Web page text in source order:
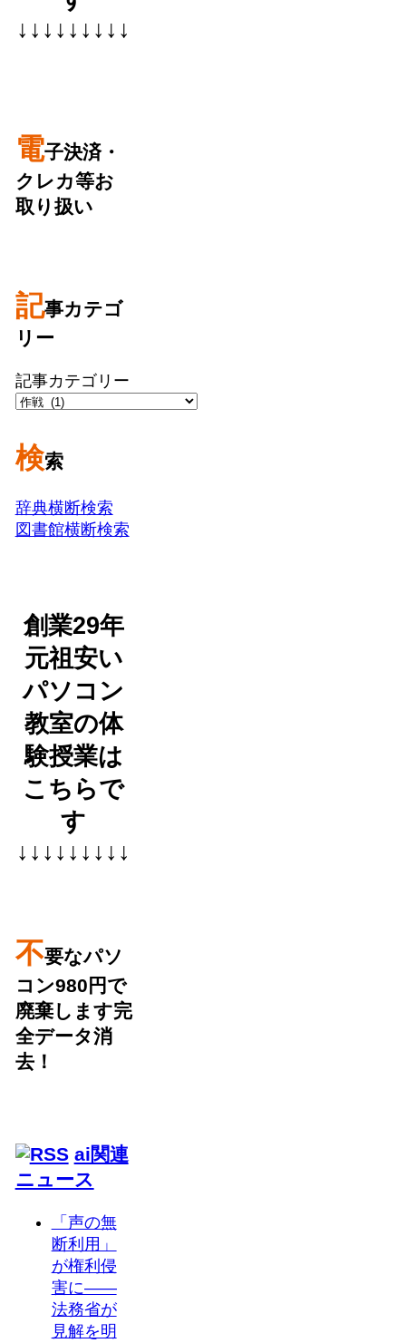
↓↓↓↓↓↓↓↓↓
電子決済・
クレカ等お
取り扱い
記事カテゴ
リー
記事カテゴリー
検索
辞典横断検索
図書館横断検索
創業29年
元祖安い
パソコン
教室の体
験授業は
こちらで
す
↓↓↓↓↓↓↓↓↓
不要なパソ
コン980円で
廃棄します完
全データ消
去！
ai関連
ニュース
「声の無
断利用」
が権利侵
害に――
法務省が
見解を明